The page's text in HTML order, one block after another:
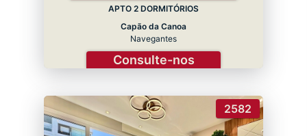
APTO 2 DORMITÓRIOS
Capão da Canoa
Navegantes
Consulte-nos
2582